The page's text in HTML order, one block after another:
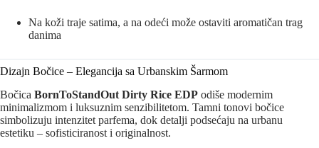
Na koži traje satima, a na odeći može ostaviti aromatičan trag
danima
Dizajn Bočice – Elegancija sa Urbanskim Šarmom
Bočica BornToStandOut Dirty Rice EDP odiše modernim
minimalizmom i luksuznim senzibilitetom. Tamni tonovi bočice
simbolizuju intenzitet parfema, dok detalji podsećaju na urbanu
estetiku – sofisticiranost i originalnost.